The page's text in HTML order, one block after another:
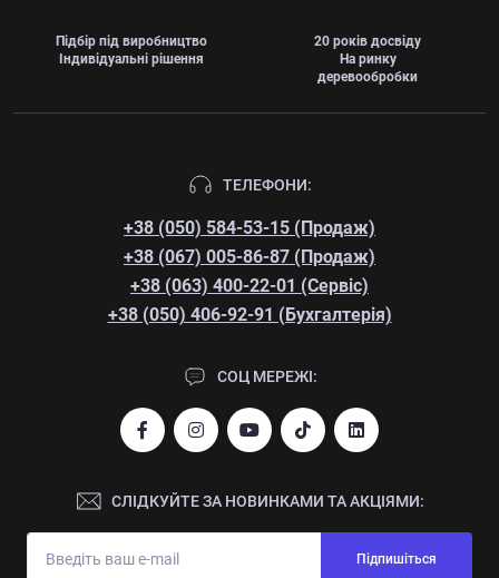
Підбір під виробництво
Індивідуальні рішення
20 років досвіду
На ринку
деревообробки
ТЕЛЕФОНИ:
+38 (050) 584-53-15 (Продаж)
+38 (067) 005-86-87 (Продаж)
+38 (063) 400-22-01 (Сервіс)
+38 (050) 406-92-91 (Бухгалтерія)
СОЦ МЕРЕЖІ:
СЛІДКУЙТЕ ЗА НОВИНКАМИ ТА АКЦІЯМИ:
Підпишіться